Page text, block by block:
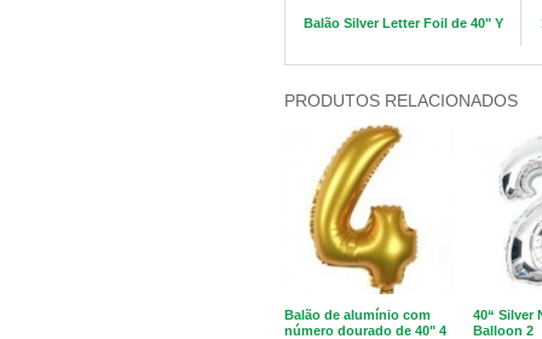
Balão Silver Letter Foil de 40" Y
PRODUTOS RELACIONADOS
Balão de alumínio com
número dourado de 40" 4
40“ Silver
Balloon 2